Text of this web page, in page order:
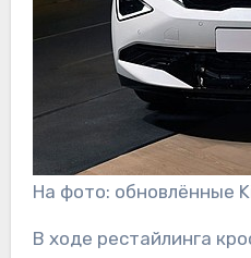
На фото: обновлённые
В ходе рестайлинга